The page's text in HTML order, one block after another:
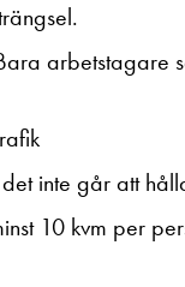
arbetstagare
inte går att
10 kvm per